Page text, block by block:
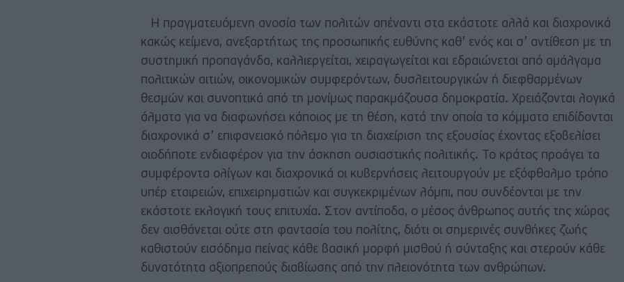
Η πραγματευόμενη ανοσία των πολιτών απέναντι στα εκάστοτε αλλά και διαχρονικά
κακώς κείμενα, ανεξαρτήτως της προσωπικής ευθύνης καθ’ ενός και σ’ αντίθεση με τη
συστημική προπαγάνδα, καλλιεργείται, χειραγωγείται και εδραιώνεται από αμάλγαμα
πολιτικών αιτιών, οικονομικών συμφερόντων, δυσλειτουργικών ή διεφθαρμένων
θεσμών και συνοπτικά από τη μονίμως παρακμάζουσα δημοκρατία. Χρειάζονται λογικά
άλματα για να διαφωνήσει κάποιος με τη θέση, κατά την οποία τα κόμματα επιδίδονται
διαχρονικά σ’ επιφανειακό πόλεμο για τη διαχείριση της εξουσίας έχοντας εξοβελίσει
οιοδήποτε ενδιαφέρον για την άσκηση ουσιαστικής πολιτικής. Το κράτος προάγει τα
συμφέροντα ολίγων και διαχρονικά οι κυβερνήσεις λειτουργούν με εξόφθαλμο τρόπο
υπέρ εταιρειών, επιχειρηματιών και συγκεκριμένων λόμπι, που συνδέονται με την
εκάστοτε εκλογική τους επιτυχία. Στον αντίποδα, ο μέσος άνθρωπος αυτής της χώρας
δεν αισθάνεται ούτε στη φαντασία του πολίτης, διότι οι σημερινές συνθήκες ζωής
καθιστούν εισόδημα πείνας κάθε βασική μορφή μισθού ή σύνταξης και στερούν κάθε
δυνατότητα αξιοπρεπούς διαβίωσης από την πλειονότητα των ανθρώπων.